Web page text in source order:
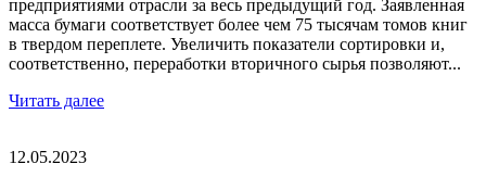
предприятиями отрасли за весь предыдущий год. Заявленная
масса бумаги соответствует более чем 75 тысячам томов книг
в твердом переплете. Увеличить показатели сортировки и,
соответственно, переработки вторичного сырья позволяют...
Читать далее
12.05.2023